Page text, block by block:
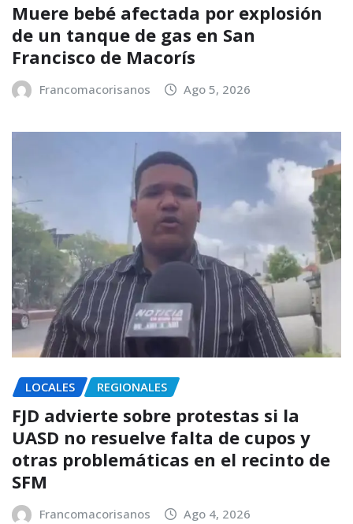
Muere bebé afectada por explosión
de un tanque de gas en San
Francisco de Macorís
Francomacorisanos Ago 5, 2026
LOCALES REGIONALES
FJD advierte sobre protestas si la
UASD no resuelve falta de cupos y
otras problemáticas en el recinto de
SFM
Francomacorisanos Ago 4, 2026